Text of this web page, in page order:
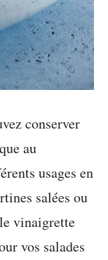
conserver
au
usages en
salées ou
vinaigrette
vos salades